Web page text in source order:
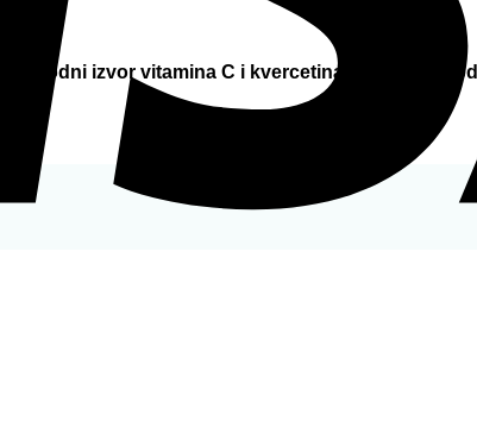
prirodni izvor vitamina C i kvercetina. Ovaj